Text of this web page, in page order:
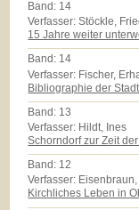
Band: 14
Verfasser: Stöckle,
15 Jahre weiter
Band: 14
Verfasser: Fischer,
Bibliographie der
Band: 13
Verfasser: Hildt, Ines
Schorndorf zur Zeit
Band: 12
Verfasser:
Kirchliches Leben in